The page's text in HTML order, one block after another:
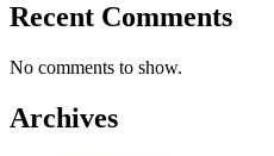
Recent Comments
No comments to show.
Archives